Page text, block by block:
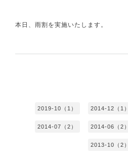
本日、雨割 を実施いたします。
2019-10（1） 2014-12（1）
2014-07（2） 2014-06（2）
2013-10（2）